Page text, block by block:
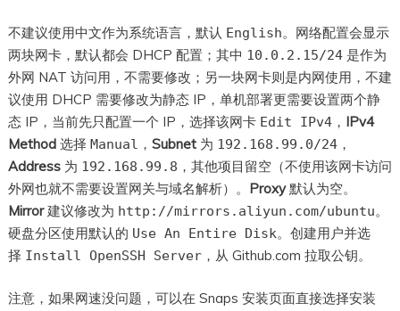
不建议使用中文作为系统语言，默认 English。网络配置会显示
两块网卡，默认都会 DHCP 配置；其中 10.0.2.15/24是作为
外网 NAT 访问用，不需要修改；另一块网卡则是内网使用，不建
议使用 DHCP 需要修改为静态 IP，单机部署更需要设置两个静
态 IP，当前先只配置一个 IP，选择该网卡 Edit IPv4， IPv4
Method选择 Manual ， Subnet为 192.168.99.0/24，
Address为 192.168.99.8 ，其他项目留空（不使用该网卡访问
外网也就不需要设置网关与域名解析）。 Proxy默认为空。
Mirror建议修改为 http://mirrors.aliyun.com/ubuntu。
硬盘分区使用默认的 Use An Entire Disk。创建用户并选
择 Install OpenSSH Server，从 Github.com 拉取公钥。
注意，如果网速没问题，可以在 Snaps 安装页面直接选择安装